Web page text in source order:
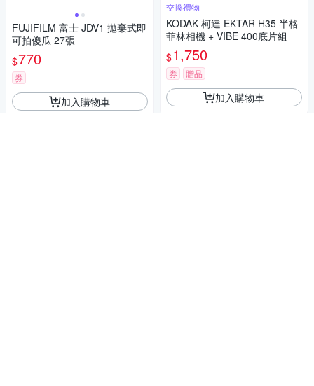
FUJIFILM 富士 JDV1 拋棄式即
可拍傻瓜 27張
$770
券
加入購物車
交換禮物
KODAK 柯達 EKTAR H35 半格
菲林相機 + VIBE 400底片組
$1,750
券 贈品
加入購物車